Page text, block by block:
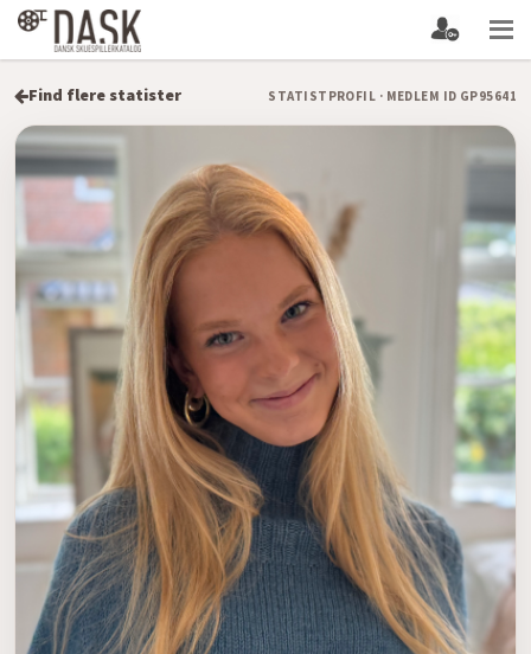
Find flere statister STATISTPROFIL · MEDLEM ID GP95641